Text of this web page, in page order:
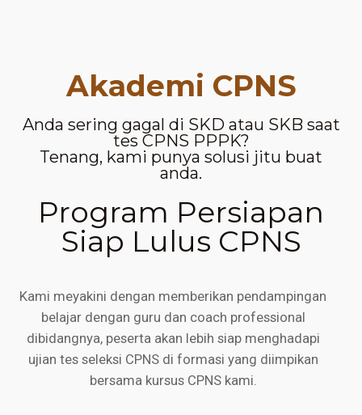
Akademi CPNS
Anda sering gagal di SKD atau SKB saat
tes CPNS PPPK?
Tenang, kami punya solusi jitu buat
anda.
Program Persiapan
Siap Lulus CPNS
Kami meyakini dengan memberikan pendampingan
belajar dengan guru dan coach professional
dibidangnya, peserta akan lebih siap menghadapi
ujian tes seleksi CPNS di formasi yang diimpikan
bersama kursus CPNS kami.